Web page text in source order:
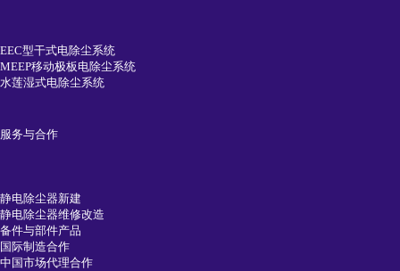
EEC型干式电除尘系统
MEEP移动极板电除尘系统
水莲湿式电除尘系统
服务与合作
静电除尘器新建
静电除尘器维修改造
备件与部件产品
国际制造合作
中国市场代理合作